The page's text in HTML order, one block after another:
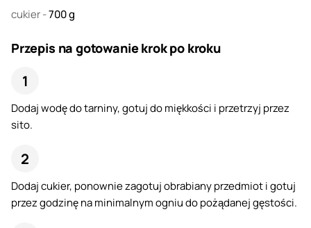
cukier-700g
Przepis na gotowanie krok po kroku
Dodaj wodę do tarniny, gotuj do miękkości i przetrzyj przez
sito.
Dodaj cukier, ponownie zagotuj obrabiany przedmiot i gotuj
przez godzinę na minimalnym ogniu do pożądanej gęstości.